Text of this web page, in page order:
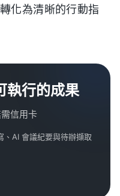
化為清晰的行動指
執行的成果
信用卡
、AI 會議紀要與待辦擷取